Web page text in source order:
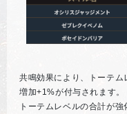
共鳴効果により、トーテ
増加+1%が付与されます。
トーテムレベルの合計が